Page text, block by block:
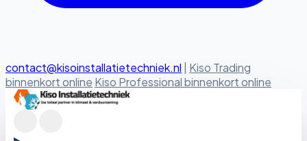
contact@kisoinstallatietechniek.nl
Kiso Trading
binnenkort online Kiso Professional binnenkort online